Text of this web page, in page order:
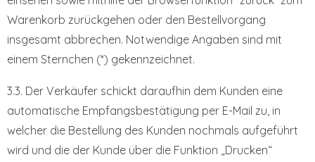
Warenkorb zurückgehen oder den Bestellvorgang
insgesamt abbrechen. Notwendige Angaben sind mit
einem Sternchen (*) gekennzeichnet.
3.3. Der Verkäufer schickt daraufhin dem Kunden eine
automatische Empfangsbestätigung per E-Mail zu, in
welcher die Bestellung des Kunden nochmals aufgeführt
wird und die der Kunde über die Funktion „Drucken“